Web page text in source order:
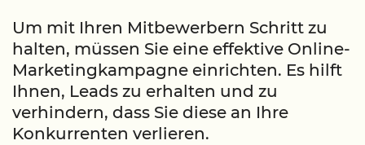
Um mit Ihren Mitbewerbern Schritt zu
halten, müssen Sie eine effektive Online-
Marketingkampagne einrichten. Es hilft
Ihnen, Leads zu erhalten und zu
verhindern, dass Sie diese an Ihre
Konkurrenten verlieren.